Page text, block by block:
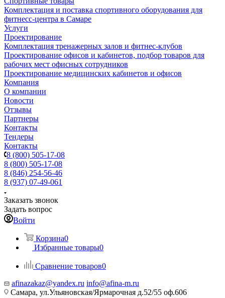
Комплектация и поставка спортивного оборудования для
фитнесс-центра в Самаре
Услуги
Проектирование
Комплектация тренажерных залов и фитнес-клубов
Проектирование офисов и кабинетов, подбор товаров для
рабочих мест офисных сотрудников
Проектирование медицинских кабинетов и офисов
Компания
О компании
Новости
Отзывы
Партнеры
Контакты
Тендеры
Контакты
8 (800) 505-17-08
8 (800) 505-17-08
8 (846) 254-56-46
8 (937) 07-49-061
Заказать звонок
Задать вопрос
Войти
Корзина0
Избранные товары0
Сравнение товаров0
afinazakaz@yandex.ru info@afina-m.ru
Самара, ул.Ульяновская/Ярмарочная д.52/55 оф.606